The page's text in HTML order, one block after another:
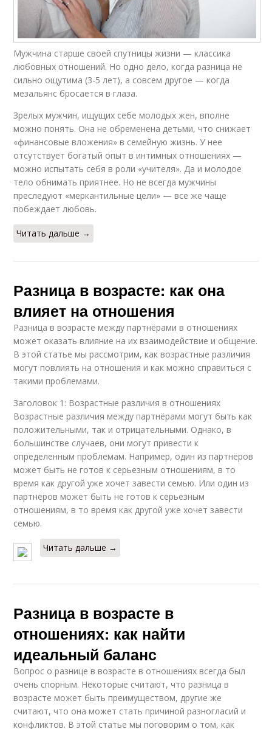
Мужчина старше своей спутницы жизни — классика
любовных отношений. Но одно дело, когда разница не
сильно ощутима (3-5 лет), а совсем другое — когда
мезальянс бросается в глаза.
Зрелых мужчин, ищущих себе молодых жен, вполне
можно понять. Она не обременена детьми, что снижает
«финансовые вложения» в семейную жизнь. У нее
отсутствует богатый опыт в интимных отношениях —
можно испытать себя в роли «учителя». Да и молодое
тело обнимать приятнее. Но не всегда мужчины
преследуют «меркантильные цели» — все же чаще
побеждает любовь.
Читать дальше →
Разница в возрасте: как она
влияет на отношения
Разница в возрасте между партнёрами в отношениях
может оказать влияние на их взаимодействие и общение.
В этой статье мы рассмотрим, как возрастные различия
могут повлиять на отношения и как можно справиться с
такими проблемами.
Заголовок 1: Возрастные различия в отношениях
Возрастные различия между партнёрами могут быть как
положительными, так и отрицательными. Однако, в
большинстве случаев, они могут привести к
определенным проблемам. Например, один из партнёров
может быть не готов к серьезным отношениям, в то
время как другой уже хочет завести семью. Или один из
партнёров может быть не готов к серьезным
отношениям, в то время как другой уже хочет завести
семью.
Читать дальше →
Разница в возрасте в
отношениях: как найти
идеальный баланс
Вопрос о разнице в возрасте в отношениях всегда был
очень спорным. Некоторые считают, что разница в
возрасте может быть преимуществом, другие же
считают, что она может стать причиной разногласий и
конфликтов. В этой статье мы поговорим о том, как